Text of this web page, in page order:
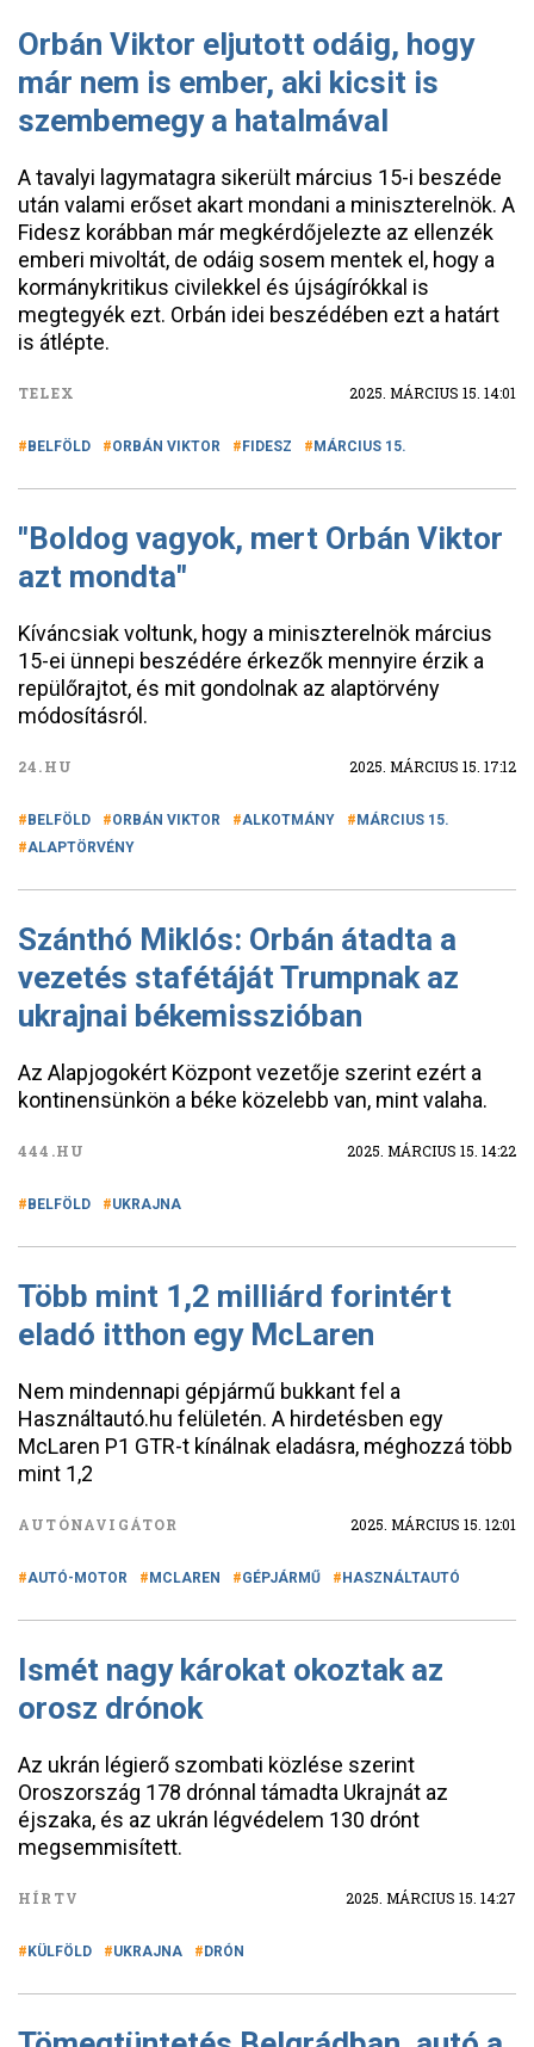
Orbán Viktor eljutott odáig, hogy
már nem is ember, aki kicsit is
szembemegy a hatalmával
A tavalyi lagymatagra sikerült március 15-i beszéde
után valami erőset akart mondani a miniszterelnök. A
Fidesz korábban már megkérdőjelezte az ellenzék
emberi mivoltát, de odáig sosem mentek el, hogy a
kormánykritikus civilekkel és újságírókkal is
megtegyék ezt. Orbán idei beszédében ezt a határt
is átlépte.
TELEX 2025. MÁRCIUS 15. 14:01
BELFÖLD ORBÁN VIKTOR FIDESZ MÁRCIUS 15.
"Boldog vagyok, mert Orbán Viktor
azt mondta"
Kíváncsiak voltunk, hogy a miniszterelnök március
15-ei ünnepi beszédére érkezők mennyire érzik a
repülőrajtot, és mit gondolnak az alaptörvény
módosításról.
24.HU 2025. MÁRCIUS 15. 17:12
BELFÖLD ORBÁN VIKTOR ALKOTMÁNY
MÁRCIUS 15.
ALAPTÖRVÉNY
Szánthó Miklós: Orbán átadta a
vezetés stafétáját Trumpnak az
ukrajnai békemisszióban
Az Alapjogokért Központ vezetője szerint ezért a
kontinensünkön a béke közelebb van, mint valaha.
444.HU 2025. MÁRCIUS 15. 14:22
BELFÖLD UKRAJNA
Több mint 1,2 milliárd forintért
eladó itthon egy McLaren
Nem mindennapi gépjármű bukkant fel a
Használtautó.hu felületén. A hirdetésben egy
McLaren P1 GTR-t kínálnak eladásra, méghozzá több
mint 1,2
AUTÓNAVIGÁTOR 2025. MÁRCIUS 15. 12:01
AUTÓ-MOTOR MCLAREN GÉPJÁRMŰ HASZNÁLTAUTÓ
Ismét nagy károkat okoztak az
orosz drónok
Az ukrán légierő szombati közlése szerint
Oroszország 178 drónnal támadta Ukrajnát az
éjszaka, és az ukrán légvédelem 130 drónt
megsemmisített.
HÍRTV 2025. MÁRCIUS 15. 14:27
KÜLFÖLD UKRAJNA DRÓN